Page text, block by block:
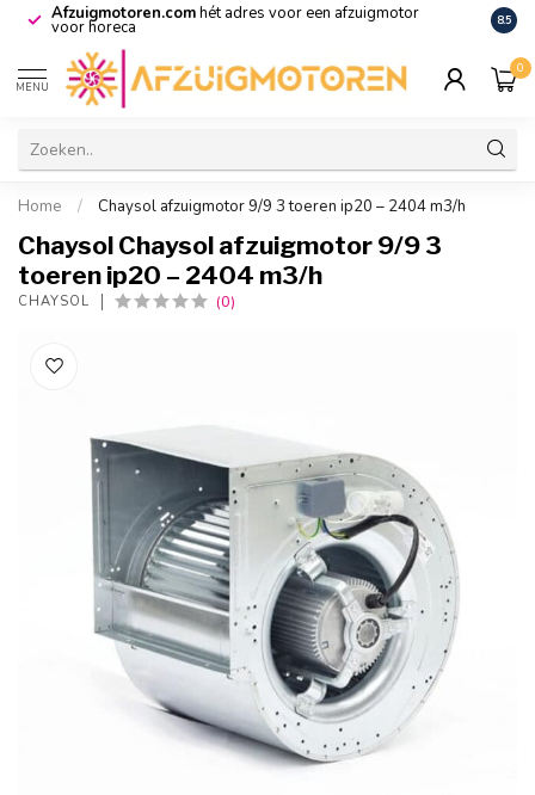
Afzuigmotoren.comhét adres voor een afzuigmotor
voor horeca De
8.5
MENU
0
Home / Chaysol afzuigmotor 9/9 3 toeren ip20 – 2404 m3/h
Chaysol Chaysol afzuigmotor 9/9 3
toeren ip20 – 2404 m3/h
CHAYSOL (0)